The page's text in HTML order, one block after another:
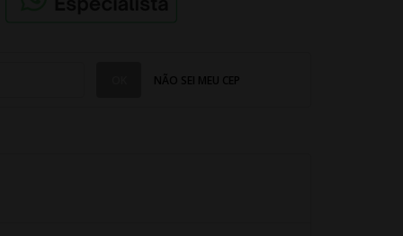
NÃO SEI MEU CEP